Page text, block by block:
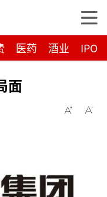
医药 酒业 IPO
面